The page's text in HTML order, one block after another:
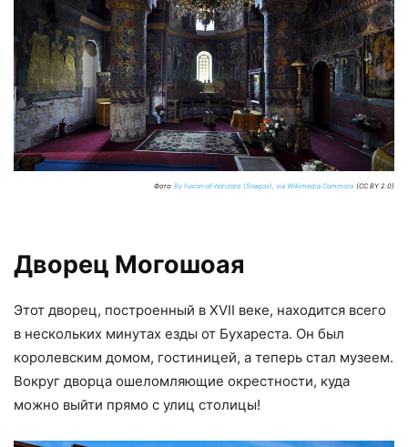
Фото: By fusion-of-horizons (Snagov), via Wikimedia Commons (CC BY 2.0)
Дворец Могошоая
Этот дворец, построенный в XVII веке, находится всего
в нескольких минутах езды от Бухареста. Он был
королевским домом, гостиницей, а теперь стал музеем.
Вокруг дворца ошеломляющие окрестности, куда
можно выйти прямо с улиц столицы!